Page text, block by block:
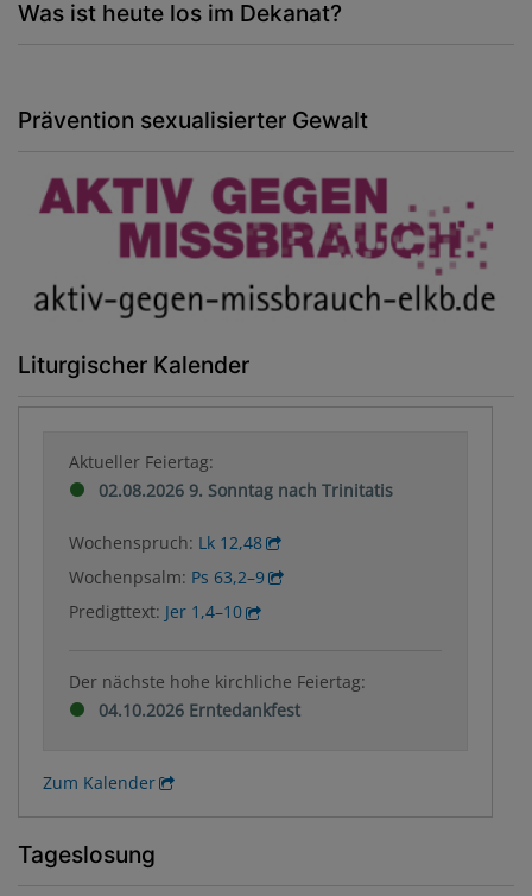
Was ist heute los im Dekanat?
Prävention sexualisierter Gewalt
Liturgischer Kalender
Aktueller Feiertag:
02.08.2026 9. Sonntag nach Trinitatis
Wochenspruch: Lk 12,48
Wochenpsalm: Ps 63,2–9
Predigttext: Jer 1,4–10
Der nächste hohe kirchliche Feiertag:
04.10.2026 Erntedankfest
Zum Kalender
Tageslosung